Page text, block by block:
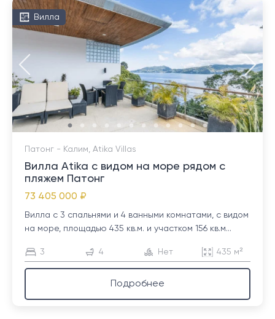
Вилла
Патонг - Калим, Atika Villas
Вилла Atika с видом на море рядом с
пляжем Патонг
73 405 000 ₽
Вилла с 3 спальнями и 4 ванными комнатами, с видом
на море, площадью 435 кв.м. и участком 156 кв.м...
3 4 Нет 435 м²
Подробнее